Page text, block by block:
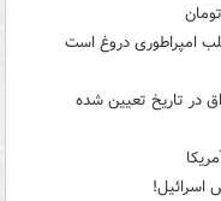
امپراطوری دروغ است
در تاریخ تعیین شده
اسرائیل!